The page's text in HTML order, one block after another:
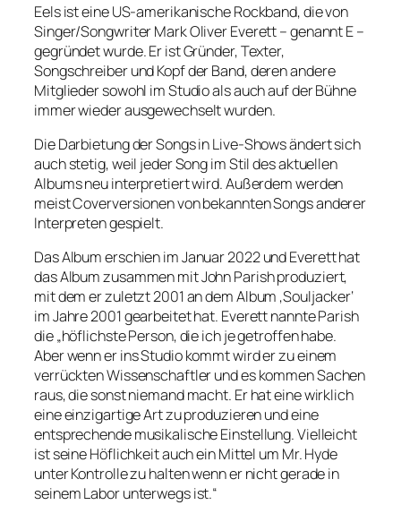
Eels ist eine US-amerikanische Rockband, die von
Singer/Songwriter Mark Oliver Everett – genannt E –
gegründet wurde. Er ist Gründer, Texter,
Songschreiber und Kopf der Band, deren andere
Mitglieder sowohl im Studio als auch auf der Bühne
immer wieder ausgewechselt wurden.
Die Darbietung der Songs in Live-Shows ändert sich
auch stetig, weil jeder Song im Stil des aktuellen
Albums neu interpretiert wird. Außerdem werden
meist Coverversionen von bekannten Songs anderer
Interpreten gespielt.
Das Album erschien im Januar 2022 und Everett hat
das Album zusammen mit John Parish produziert,
mit dem er zuletzt 2001 an dem Album ‚Souljacker‘
im Jahre 2001 gearbeitet hat. Everett nannte Parish
die „höflichste Person, die ich je getroffen habe.
Aber wenn er ins Studio kommt wird er zu einem
verrückten Wissenschaftler und es kommen Sachen
raus, die sonst niemand macht. Er hat eine wirklich
eine einzigartige Art zu produzieren und eine
entsprechende musikalische Einstellung. Vielleicht
ist seine Höflichkeit auch ein Mittel um Mr. Hyde
unter Kontrolle zu halten wenn er nicht gerade in
seinem Labor unterwegs ist.“